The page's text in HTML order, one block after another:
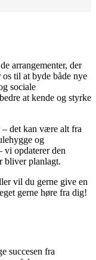
arrangementer, der
til at byde både nye
sociale
at kende og styrke
det kan være alt fra
og
vi opdaterer den
bliver planlagt.
vil du gerne give en
gerne høre fra dig!
succesen fra